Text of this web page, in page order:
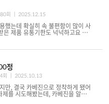
회 ㅣ 2025.12.15
했는데 확실히 속 불편함이 많이 사
은 제품 유통기한도 넉넉하고요 꾸
정
회 ㅣ 2025.10.13
만, 결국 카베진으로 정착하게 됐어
를 시도해봤는데, 카베진을 알게